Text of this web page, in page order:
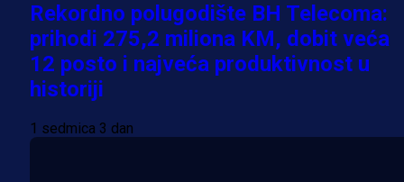
Rekordno polugodište BH Telecoma:
prihodi 275,2 miliona KM, dobit veća
12 posto i najveća produktivnost u
historiji
1 sedmica 3 dan